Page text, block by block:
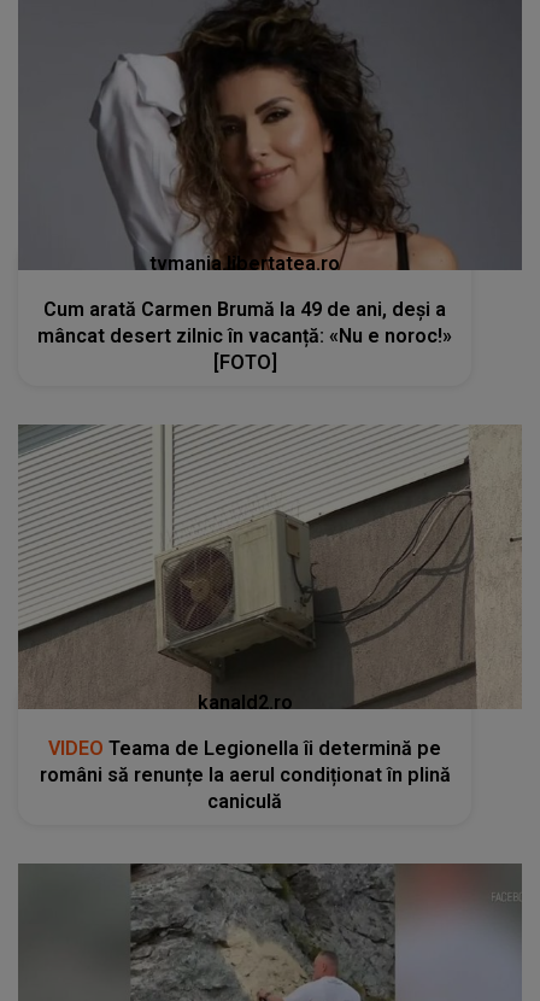
tvmania.libertatea.ro
Cum arată Carmen Brumă la 49 de ani, deși a
mâncat desert zilnic în vacanță: «Nu e noroc!»
[FOTO]
kanald2.ro
VIDEO Teama de Legionella îi determină pe
români să renunțe la aerul condiționat în plină
caniculă